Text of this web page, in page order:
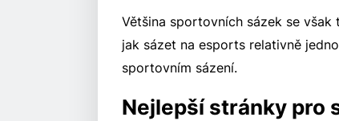
Většina sportovních sázek se
jak sázet na esports relativně
sportovním sázení.
Nejlepší stránky pro